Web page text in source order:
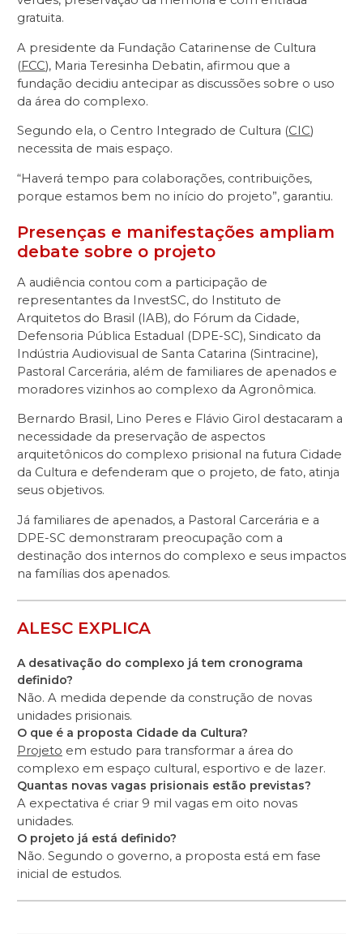
gratuita.
A presidente da Fundação Catarinense de Cultura
(FCC), Maria Teresinha Debatin, afirmou que a
fundação decidiu antecipar as discussões sobre o uso
da área do complexo.
Segundo ela, o Centro Integrado de Cultura (CIC)
necessita de mais espaço.
“Haverá tempo para colaborações, contribuições,
porque estamos bem no início do projeto”, garantiu.
Presenças e manifestações ampliam
debate sobre o projeto
A audiência contou com a participação de
representantes da InvestSC, do Instituto de
Arquitetos do Brasil (IAB), do Fórum da Cidade,
Defensoria Pública Estadual (DPE-SC), Sindicato da
Indústria Audiovisual de Santa Catarina (Sintracine),
Pastoral Carcerária, além de familiares de apenados e
moradores vizinhos ao complexo da Agronômica.
Bernardo Brasil, Lino Peres e Flávio Girol destacaram a
necessidade da preservação de aspectos
arquitetônicos do complexo prisional na futura Cidade
da Cultura e defenderam que o projeto, de fato, atinja
seus objetivos.
Já familiares de apenados, a Pastoral Carcerária e a
DPE-SC demonstraram preocupação com a
destinação dos internos do complexo e seus impactos
na famílias dos apenados.
ALESC EXPLICA
A desativação do complexo já tem cronograma
definido?
Não. A medida depende da construção de novas
unidades prisionais.
O que é a proposta Cidade da Cultura?
Projeto em estudo para transformar a área do
complexo em espaço cultural, esportivo e de lazer.
Quantas novas vagas prisionais estão previstas?
A expectativa é criar 9 mil vagas em oito novas
unidades.
O projeto já está definido?
Não. Segundo o governo, a proposta está em fase
inicial de estudos.